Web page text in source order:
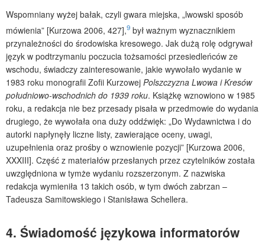
Wspomniany wyżej bałak, czyli gwara miejska, „lwowski sposób
mówienia” [Kurzowa 2006, 427],9 był ważnym wyznacznikiem
przynależności do środowiska kresowego. Jak dużą rolę odgrywał
język w podtrzymaniu poczucia tożsamości przesiedleńców ze
wschodu, świadczy zainteresowanie, jakie wywołało wydanie w
1983 roku monografii Zofii Kurzowej Polszczyzna Lwowa i Kresów
południowo-wschodnich do 1939 roku. Książkę wznowiono w 1985
roku, a redakcja nie bez przesady pisała w przedmowie do wydania
drugiego, że wywołała ona duży oddźwięk: „Do Wydawnictwa i do
autorki napłynęły liczne listy, zawierające oceny, uwagi,
uzupełnienia oraz prośby o wznowienie pozycji” [Kurzowa 2006,
XXXIII]. Część z materiałów przesłanych przez czytelników została
uwzględniona w tymże wydaniu rozszerzonym. Z nazwiska
redakcja wymieniła 13 takich osób, w tym dwóch zabrzan –
Tadeusza Samitowskiego i Stanisława Schellera.
4. Świadomość językowa informatorów